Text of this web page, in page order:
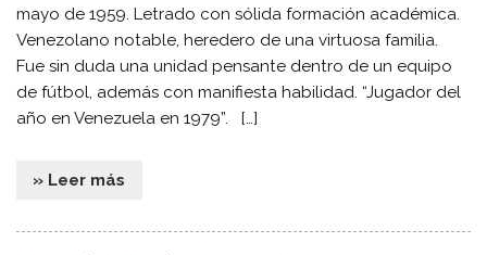
mayo de 1959. Letrado con sólida formación académica.
Venezolano notable, heredero de una virtuosa familia.
Fue sin duda una unidad pensante dentro de un equipo
de fútbol, además con manifiesta habilidad. “Jugador del
año en Venezuela en 1979”. […]
» Leer más